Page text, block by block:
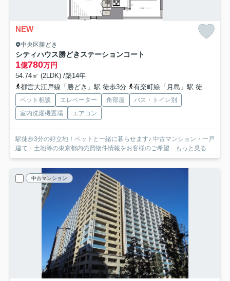
NEW
中央区勝どき
シティハウス勝どきステーションコート
1億780万円
54.74㎡ (2LDK) /築14年
都営大江戸線「勝どき」駅 徒歩3分
有楽町線「月島」駅 徒歩15分
ペット相談 エレベーター 角部屋
バス・トイレ別
室内洗濯機置場
エアコン
駅徒歩3分の好立地！ペットと一緒に暮らせます♪ 中古マンション・一戸
建て・土地等の東京都内売買物件情報をお客様のご希望... もっと見る
中古マンション